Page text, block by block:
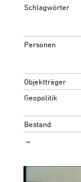
Schlagwörter
Personen
Objektträger
Geopolitik
Bestand
→